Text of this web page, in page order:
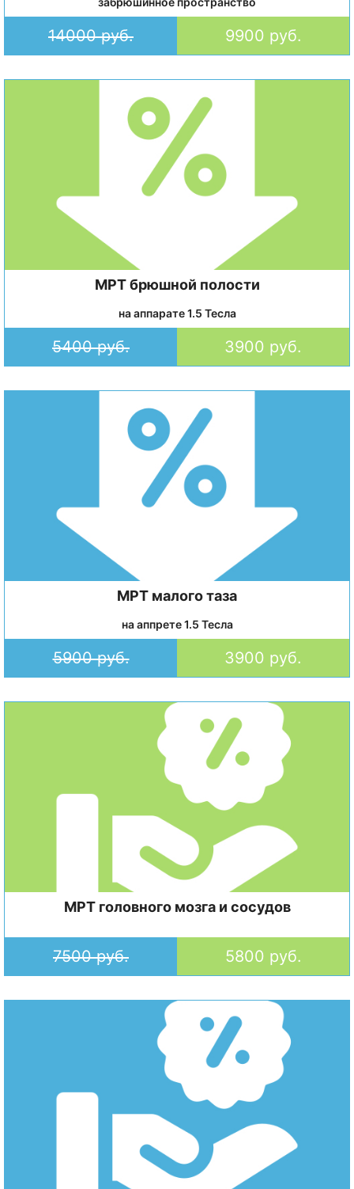
14000 руб. 9900 руб.
МРТ брюшной полости
на аппарате 1.5 Тесла
5400 руб. 3900 руб.
МРТ малого таза
на аппрете 1.5 Тесла
5900 руб. 3900 руб.
МРТ головного мозга и сосудов
7500 руб. 5800 руб.